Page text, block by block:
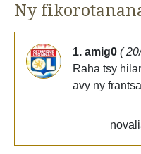
Ny
1. amig0 (
Raha tsy
avy ny